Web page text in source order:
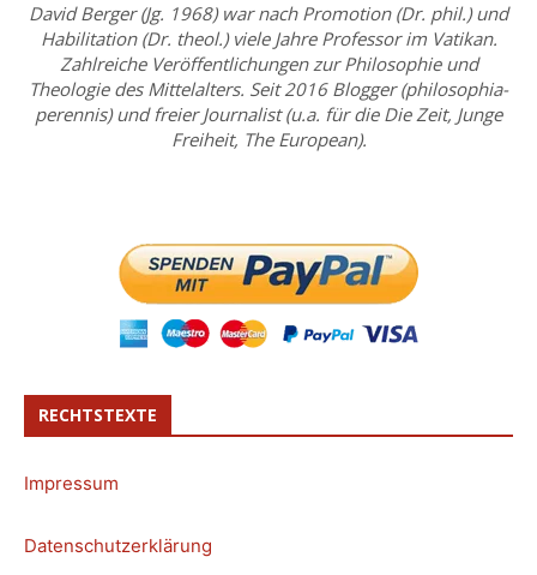
David Berger (Jg. 1968) war nach Promotion (Dr. phil.) und
Habilitation (Dr. theol.) viele Jahre Professor im Vatikan.
Zahlreiche Veröffentlichungen zur Philosophie und
Theologie des Mittelalters. Seit 2016 Blogger (philosophia-
perennis) und freier Journalist (u.a. für die Die Zeit, Junge
Freiheit, The European).
RECHTSTEXTE
Impressum
Datenschutzerklärung